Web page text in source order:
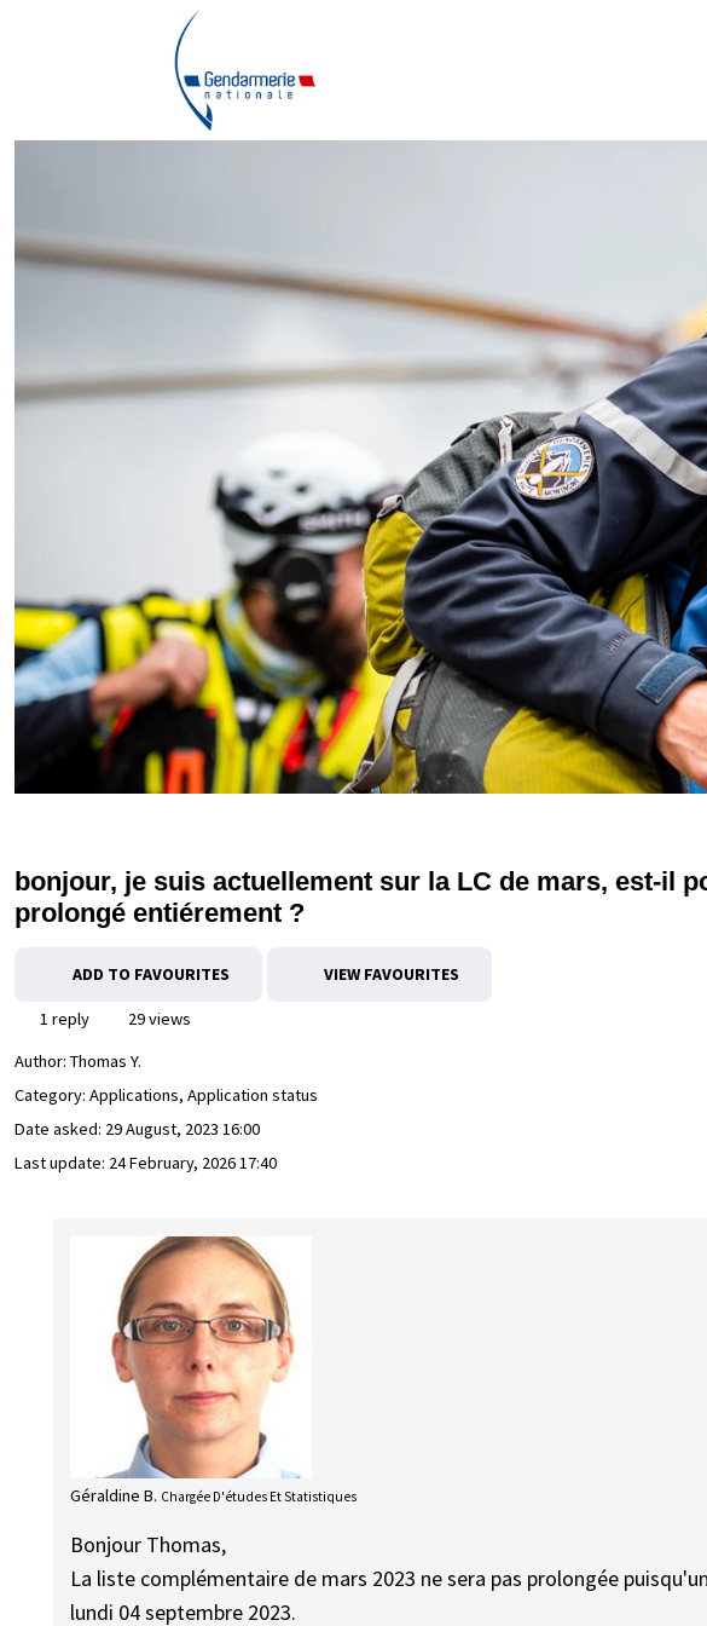
bonjour, je suis actuellement sur la LC de mars, est-il
prolongé entiérement ?
ADD TO FAVOURITES VIEW FAVOURITES
1 reply
29 views
Author: Thomas Y.
Category: Applications, Application status
Date asked: 29 August, 2023 16:00
Last update: 24 February, 2026 17:40
Géraldine B. Chargée D'études Et Statistiques
Bonjour Thomas,
La liste complémentaire de mars 2023 ne sera pas prolongée
lundi 04 septembre 2023.